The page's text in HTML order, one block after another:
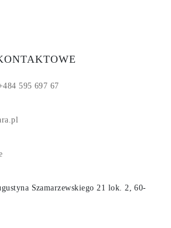
595 697 67
Szamarzewskiego 21 lok. 2, 60-